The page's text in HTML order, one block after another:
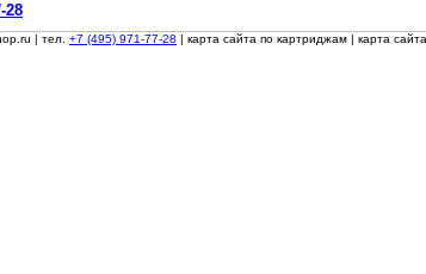
28
| тел. +7 (495) 971-77-28 | карта сайта по картриджам | карта